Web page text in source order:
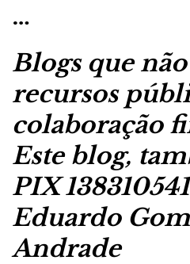
…
Blogs que
recursos
colaboração
Este blog,
PIX
Eduardo
Andrade